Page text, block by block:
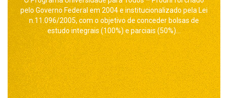
pelo Governo Federal em 2004 e institucionalizado pela Lei
n.11.096/2005, com o objetivo de conceder bolsas de
estudo integrais (100%) e parciais (50%)...